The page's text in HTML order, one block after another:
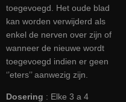
toegevoegd. Het oude blad
kan worden verwijderd als
enkel de nerven over zijn of
wanneer de nieuwe wordt
toegevoegd indien er geen
‘’eters’’ aanwezig zijn.
Dosering : Elke 3 a 4